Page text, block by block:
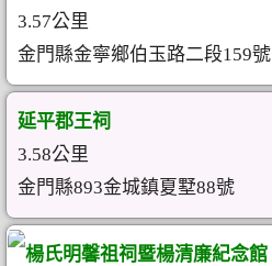
3.57公里
金門縣金寧鄉伯玉路二段159號
延平郡王祠
3.58公里
金門縣893金城鎮夏墅88號
楊氏明馨祖祠暨楊清廉紀念館